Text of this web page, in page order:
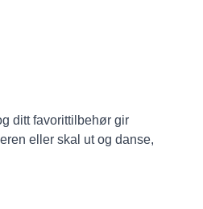
ditt favorittilbehør gir
eller skal ut og danse,